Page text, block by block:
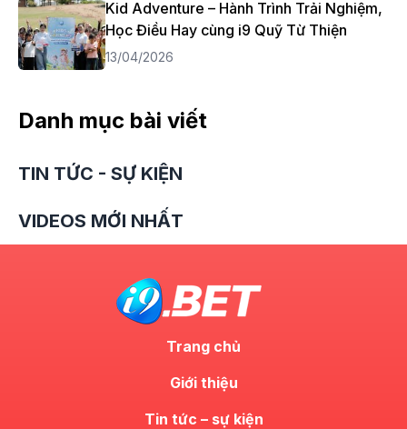
Kid Adventure – Hành Trình Trải Nghiệm,
Học Điều Hay cùng i9 Quỹ Từ Thiện
13/04/2026
Danh mục bài viết
TIN TỨC - SỰ KIỆN
VIDEOS MỚI NHẤT
Trang chủ
Giới thiệu
Tin tức – sự kiện